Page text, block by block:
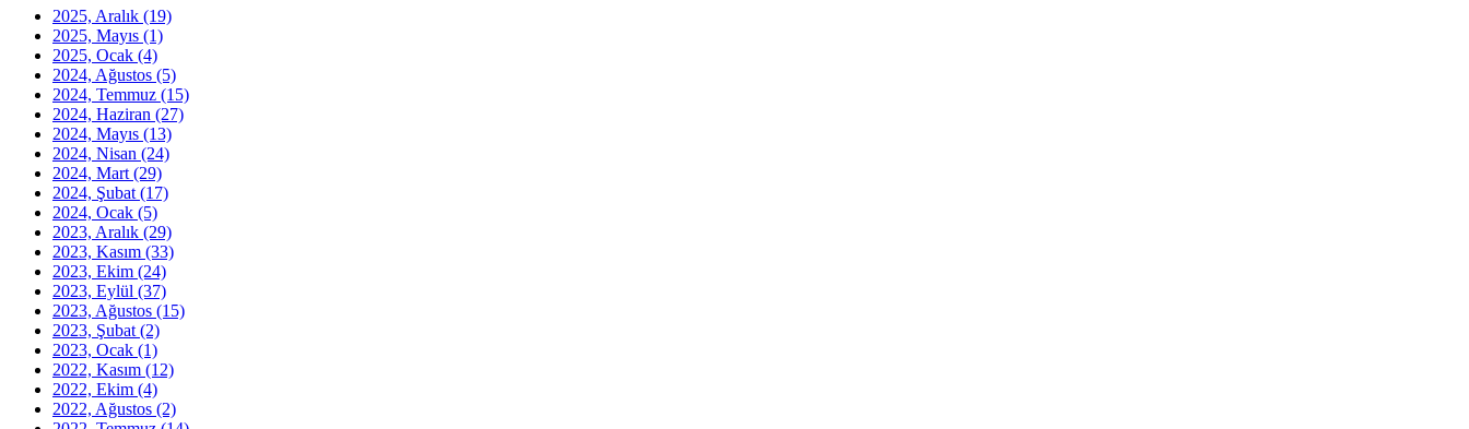
2025, Aralık (19)
2025, Mayıs (1)
2025, Ocak (4)
2024, Ağustos (5)
2024, Temmuz (15)
2024, Haziran (27)
2024, Mayıs (13)
2024, Nisan (24)
2024, Mart (29)
2024, Şubat (17)
2024, Ocak (5)
2023, Aralık (29)
2023, Kasım (33)
2023, Ekim (24)
2023, Eylül (37)
2023, Ağustos (15)
2023, Şubat (2)
2023, Ocak (1)
2022, Kasım (12)
2022, Ekim (4)
2022, Ağustos (2)